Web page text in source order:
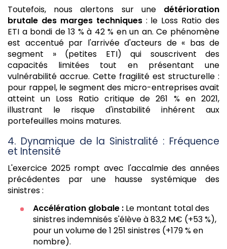
Toutefois, nous alertons sur une détérioration
brutale des marges techniques: le Loss Ratio des
ETI a bondi de 13 % à 42 % en un an. Ce phénomène
est accentué par l'arrivée d'acteurs de « bas de
segment » (petites ETI) qui souscrivent des
capacités limitées tout en présentant une
vulnérabilité accrue. Cette fragilité est structurelle :
pour rappel, le segment des micro-entreprises avait
atteint un Loss Ratio critique de 261 % en 2021,
illustrant le risque d'instabilité inhérent aux
portefeuilles moins matures.
4. Dynamique de la Sinistralité : Fréquence
et Intensité
L'exercice 2025 rompt avec l'accalmie des années
précédentes par une hausse systémique des
sinistres :
Accélération globale : Le montant total des
sinistres indemnisés s'élève à 83,2 M€ (+53 %),
pour un volume de 1 251 sinistres (+179 % en
nombre).